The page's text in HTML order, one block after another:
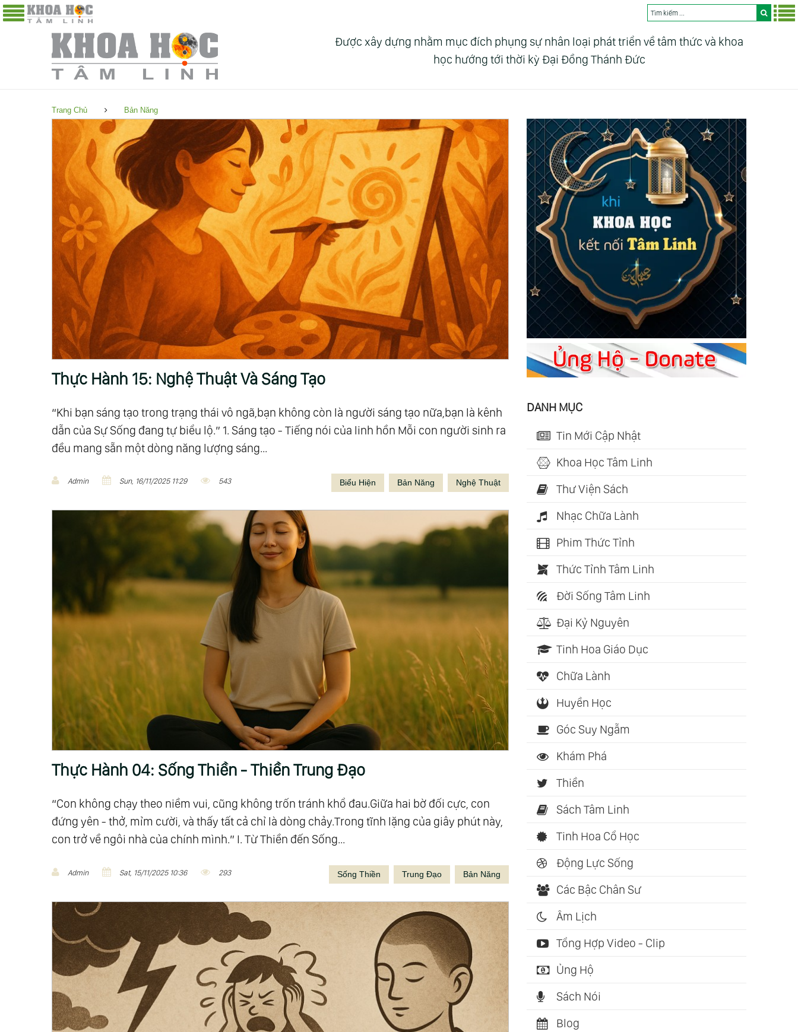
Được xây dựng nhằm mục đích phụng sự nhân loại phát triển về tâm thức và khoa
học hướng tới thời kỳ Đại Đồng Thánh Đức
Trang Chủ Bản Năng
B
ả
n
N
ă
n
g
Thực Hành 15: Nghệ Thuật Và Sáng Tạo
“Khi bạn sáng tạo trong trạng thái vô ngã,bạn không còn là người sáng tạo nữa,bạn là kênh
dẫn của Sự Sống đang tự biểu lộ.” 1. Sáng tạo - Tiếng nói của linh hồn Mỗi con người sinh ra
đều mang sẵn một dòng năng lượng sáng...
Admin Sun, 16/11/2025 11:29 543 Biểu Hiện Bản Năng Nghệ Thuật
Thực Hành 04: Sống Thiền - Thiền Trung Đạo
“Con không chạy theo niềm vui, cũng không trốn tránh khổ đau.Giữa hai bờ đối cực, con
đứng yên - thở, mỉm cười, và thấy tất cả chỉ là dòng chảy.Trong tĩnh lặng của giây phút này,
con trở về ngôi nhà của chính mình.” I. Từ Thiền đến Sống...
Admin Sat, 15/11/2025 10:36 293 Sống Thiền Trung Đạo Bản Năng
DANH MỤC
Tin Mới Cập Nhật
Khoa Học Tâm Linh
Thư Viện Sách
Nhạc Chữa Lành
Phim Thức Tỉnh
Thức Tỉnh Tâm Linh
Đời Sống Tâm Linh
Đại Kỷ Nguyên
Tinh Hoa Giáo Dục
Chữa Lành
Huyền Học
Góc Suy Ngẫm
Khám Phá
Thiền
Sách Tâm Linh
Tinh Hoa Cổ Học
Động Lực Sống
Các Bậc Chân Sư
Âm Lịch
Tổng Hợp Video - Clip
Ủng Hộ
Sách Nói
Blog